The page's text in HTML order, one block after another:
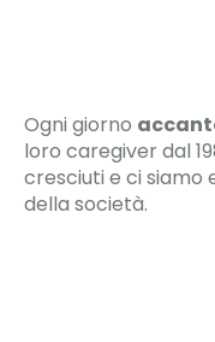
Ogni giorno
loro caregiver dal
cresciuti e ci siamo
della società.